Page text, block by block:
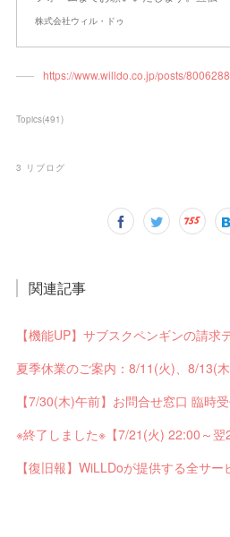
株式会社ウィル・ドゥ
https://www.willdo.co.jp/posts/8006288
Topics(491)
3 リブログ
関連記事